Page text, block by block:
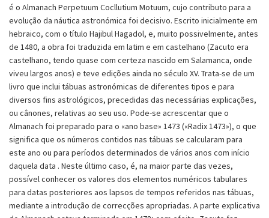
é o Almanach Perpetuum Cocllutium Motuum, cujo contributo para a
evolução da náutica astronómica foi decisivo. Escrito inicialmente em
hebraico, com o título Hajibul Hagadol, e, muito possivelmente, antes
de 1480, a obra foi traduzida em latim e em castelhano (Zacuto era
castelhano, tendo quase com certeza nascido em Salamanca, onde
viveu largos anos) e teve edições ainda no século XV. Trata-se de um
livro que inclui tábuas astronómicas de diferentes tipos e para
diversos fins astrológicos, precedidas das necessárias explicações,
ou cânones, relativas ao seu uso. Pode-se acrescentar que o
Almanach foi preparado para o «ano base» 1473 («Radix 1473»), o que
significa que os números contidos nas tábuas se calcularam para
este ano ou para períodos determinados de vários anos com início
daquela data . Neste último caso, é, na maior parte das vezes,
possível conhecer os valores dos elementos numéricos tabulares
para datas posteriores aos lapsos de tempos referidos nas tábuas,
mediante a introdução de correcções apropriadas. A parte explicativa